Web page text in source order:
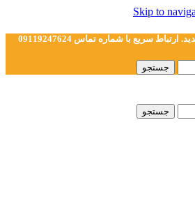
Skip to
سریع با شماره تماس 09119247624
جستجو
جستجو